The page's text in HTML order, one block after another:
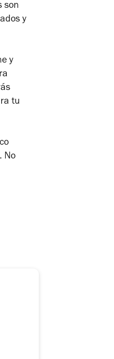
son
y
y
tu
No